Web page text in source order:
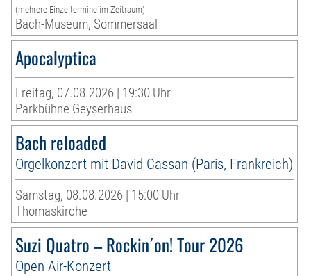
(mehrere Einzeltermine im Zeitraum)
Bach-Museum, Sommersaal
Apocalyptica
Freitag, 07.08.2026 | 19:30 Uhr
Parkbühne Geyserhaus
Bach reloaded
Orgelkonzert mit David Cassan (Paris, Frankreich)
Samstag, 08.08.2026 | 15:00 Uhr
Thomaskirche
Suzi Quatro – Rockin´on! Tour 2026
Open Air-Konzert